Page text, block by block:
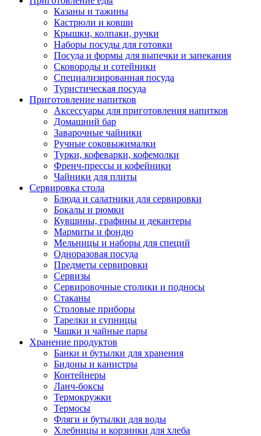
Казаны и тажины
Кастрюли и ковши
Крышки, колпаки, ручки
Наборы посуды для готовки
Посуда и формы для выпечки и запекания
Сковороды и сотейники
Специализированная посуда
Туристическая посуда
Приготовление напитков
Аксессуары для приготовления напитков
Домашний бар
Заварочные чайники
Ручные соковыжималки
Турки, кофеварки, кофемолки
Френч-прессы и кофейники
Чайники для плиты
Сервировка стола
Блюда и салатники для сервировки
Бокалы и рюмки
Кувшины, графины и декантеры
Мармиты и фондю
Мельницы и наборы для специй
Одноразовая посуда
Предметы сервировки
Сервизы
Сервировочные столики и подносы
Стаканы
Столовые приборы
Тарелки и супницы
Чашки и чайные пары
Хранение продуктов
Банки и бутылки для хранения
Бидоны и канистры
Контейнеры
Ланч-боксы
Термокружки
Термосы
Фляги и бутылки для воды
Хлебницы и корзинки для хлеба